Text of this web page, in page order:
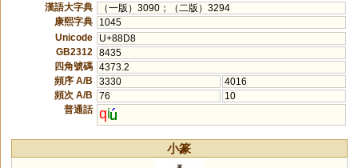
漢語大字典
（一版）3090；（二版）3294
康熙字典
1045
Unicode
U+88D8
GB2312
8435
四角號碼 4373.2
頻序 A/B
3330
4016
頻次 A/B
76
10
普通話 qi
小篆